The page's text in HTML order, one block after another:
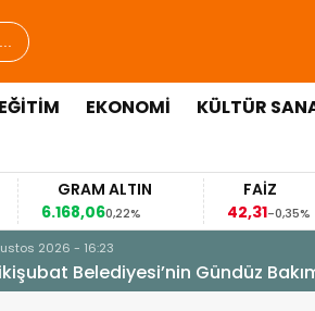
EĞİTİM EKONOMİ KÜLTÜR
GRAM ALTIN
6.168,060,22%
FAİZ
42,31-0,35%
2026 - 16:23
Belediyesi’nin Gündüz